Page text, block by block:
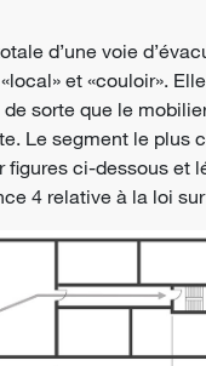
d’une voie
et «couloir».
sorte que le
Le segment le plus
figures ci-dessous et
4 relative à la loi